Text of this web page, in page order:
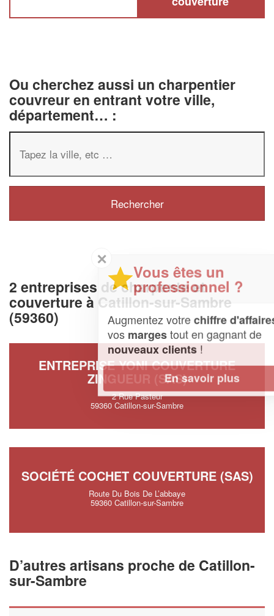
Ou cherchez aussi un charpentier
couvreur en entrant votre ville,
département… :
2 entreprises de charpente et
couverture à Catillon-sur-Sambre
(59360)
ENTREPRISE YONI COUVERTURE
ZINGUEUR (SAS)
2 Rue Pasteur
59360 Catillon-sur-Sambre
SOCIÉTÉ COCHET COUVERTURE (SAS)
Route Du Bois De L’abbaye
59360 Catillon-sur-Sambre
D’autres artisans proche de Catillon-
sur-Sambre
Vous êtes un
professionnel ?
Augmentez votrechiffre d'affaireset
margestout en gagnant de
nouveaux clients!
En savoir plus